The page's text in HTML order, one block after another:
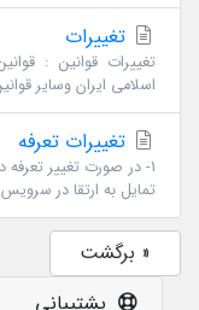
تغییرات
تغییرات قوانین :
اسلامی ایران وسایر
تغییرات تعرفه
1- در صورت تغییر
تمایل به ارتقا در
« برگشت
پشتیبانی